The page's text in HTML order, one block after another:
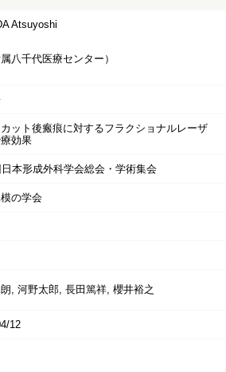
Atsuyoshi
八千代医療センター）
カット後瘢痕に対するフラクショナルレーザ
効果
本形成外科学会総会・学術集会
の学会
, 河野太郎, 長田篤祥, 櫻井裕之
12